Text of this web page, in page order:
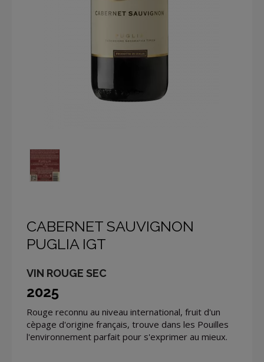
CABERNET SAUVIGNON
PUGLIA IGT
VIN ROUGE SEC
2025
Rouge reconnu au niveau international, fruit d'un
cèpage d'origine français, trouve dans les Pouilles
l'environnement parfait pour s'exprimer au mieux.